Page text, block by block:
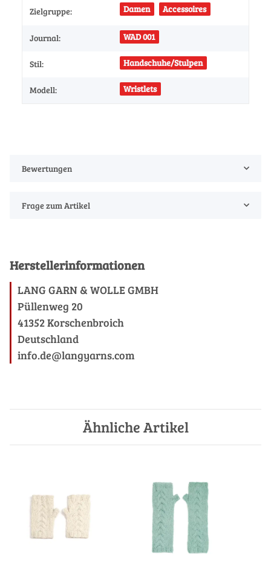
Zielgruppe: Damen Accessoires
Journal: WAD 001
Stil: Handschuhe/Stulpen
Modell: Wristlets
Bewertungen
Frage zum Artikel
Herstellerinformationen
LANG GARN & WOLLE GMBH
Püllenweg 20
41352 Korschenbroich
Deutschland
info.de@langyarns.com
Ähnliche Artikel